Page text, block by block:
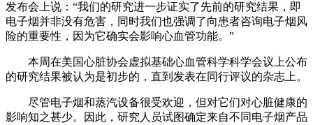
发布会上说：“我们的研究进一步证实了先前的研究结果，即
电子烟并非没有危害，同时我们也强调了向患者咨询电子烟风
险的重要性，因为它确实会影响心血管功能。”
本周在美国心脏协会虚拟基础心血管科学科学会议上公布
的研究结果被认为是初步的，直到发表在同行评议的杂志上。
尽管电子烟和蒸汽设备很受欢迎，但对它们对心脏健康的
影响知之甚少。因此，研究人员试图确定来自不同电子烟产品